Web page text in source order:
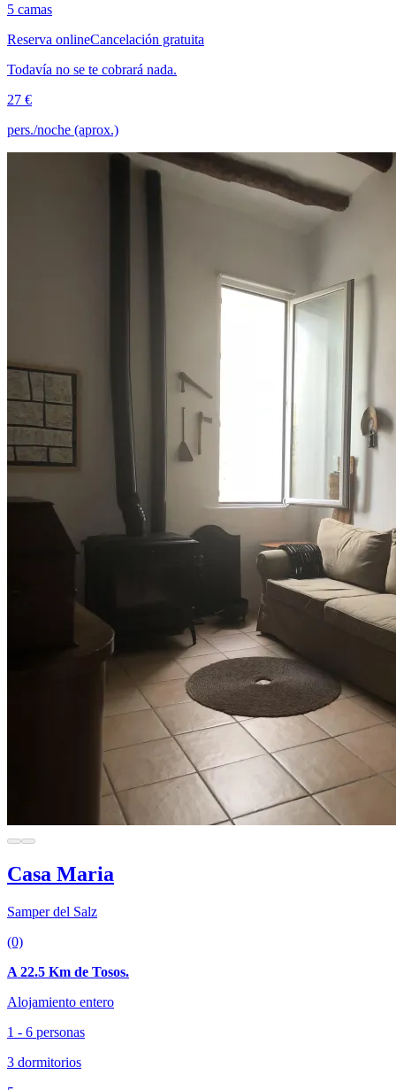
5 camas
Reserva onlineCancelación gratuita
Todavía no se te cobrará nada.
27 €
pers./noche (aprox.)
Casa Maria
Samper del Salz
(0)
A 22.5 Km de Tosos.
Alojamiento entero
1 - 6 personas
3 dormitorios